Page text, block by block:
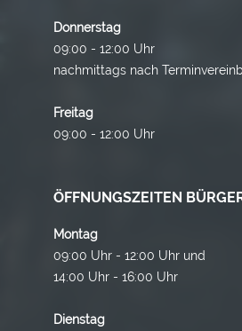
Donnerstag
09:00 - 12:00 Uhr
nachmittags nach
Freitag
09:00 - 12:00 Uhr
ÖFFNUNGSZEITEN
Montag
09:00 Uhr - 12:00 Uhr und
14:00 Uhr - 16:00 Uhr
Dienstag